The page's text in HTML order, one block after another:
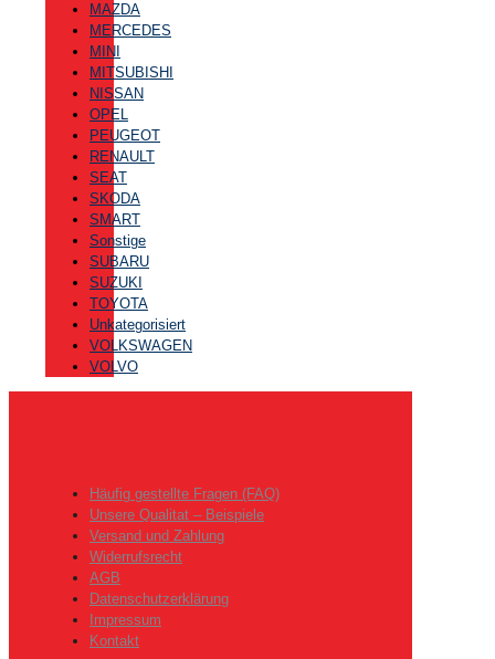
MAZDA
MERCEDES
MINI
MITSUBISHI
NISSAN
OPEL
PEUGEOT
RENAULT
SEAT
SKODA
SMART
Sonstige
SUBARU
SUZUKI
TOYOTA
Unkategorisiert
VOLKSWAGEN
VOLVO
Häufig gestellte Fragen (FAQ)
Unsere Qualitat – Beispiele
Versand und Zahlung
Widerrufsrecht
AGB
Datenschutzerklärung
Impressum
Kontakt